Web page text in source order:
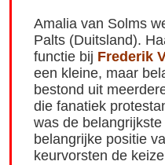
Amalia van Solms
Palts (Duitsland).
functie bij Frederik
een kleine, maar
bestond uit
die fanatiek
was de
belangrijke positie
keurvorsten de